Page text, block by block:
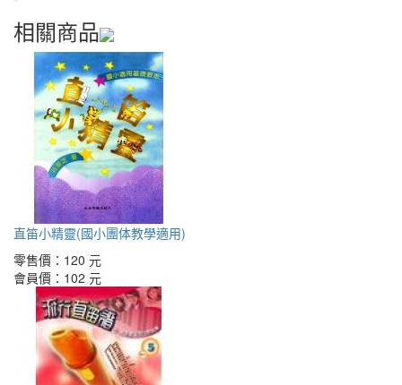
相關商品
直笛小精靈(國小團体教學適用)
零售價： 120 元
會員價： 102 元